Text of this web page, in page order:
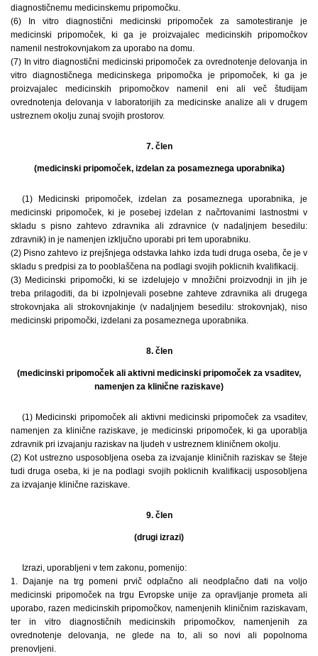
diagnostičnemu medicinskemu pripomočku.
(6) In vitro diagnostični medicinski pripomoček za samotestiranje je
medicinski pripomoček, ki ga je proizvajalec medicinskih pripomočkov
namenil nestrokovnjakom za uporabo na domu.
(7) In vitro diagnostični medicinski pripomoček za ovrednotenje delovanja in
vitro diagnostičnega medicinskega pripomočka je pripomoček, ki ga je
proizvajalec medicinskih pripomočkov namenil eni ali več študijam
ovrednotenja delovanja v laboratorijih za medicinske analize ali v drugem
ustreznem okolju zunaj svojih prostorov.
7. člen
(medicinski pripomoček, izdelan za posameznega uporabnika)
(1) Medicinski pripomoček, izdelan za posameznega uporabnika, je
medicinski pripomoček, ki je posebej izdelan z načrtovanimi lastnostmi v
skladu s pisno zahtevo zdravnika ali zdravnice (v nadaljnjem besedilu:
zdravnik) in je namenjen izključno uporabi pri tem uporabniku.
(2) Pisno zahtevo iz prejšnjega odstavka lahko izda tudi druga oseba, če je v
skladu s predpisi za to pooblaščena na podlagi svojih poklicnih kvalifikacij.
(3) Medicinski pripomočki, ki se izdelujejo v množični proizvodnji in jih je
treba prilagoditi, da bi izpolnjevali posebne zahteve zdravnika ali drugega
strokovnjaka ali strokovnjakinje (v nadaljnjem besedilu: strokovnjak), niso
medicinski pripomočki, izdelani za posameznega uporabnika.
8. člen
(medicinski pripomoček ali aktivni medicinski pripomoček za vsaditev,
namenjen za klinične raziskave)
(1) Medicinski pripomoček ali aktivni medicinski pripomoček za vsaditev,
namenjen za klinične raziskave, je medicinski pripomoček, ki ga uporablja
zdravnik pri izvajanju raziskav na ljudeh v ustreznem kliničnem okolju.
(2) Kot ustrezno usposobljena oseba za izvajanje kliničnih raziskav se šteje
tudi druga oseba, ki je na podlagi svojih poklicnih kvalifikacij usposobljena
za izvajanje klinične raziskave.
9. člen
(drugi izrazi)
Izrazi, uporabljeni v tem zakonu, pomenijo:
1. Dajanje na trg pomeni prvič odplačno ali neodplačno dati na voljo
medicinski pripomoček na trgu Evropske unije za opravljanje prometa ali
uporabo, razen medicinskih pripomočkov, namenjenih kliničnim raziskavam,
ter in vitro diagnostičnih medicinskih pripomočkov, namenjenih za
ovrednotenje delovanja, ne glede na to, ali so novi ali popolnoma
prenovljeni.